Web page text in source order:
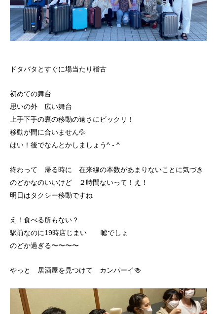
ドタバタとすぐに場当たり稽古
初めての舞台
思いの外 広い舞台
上手下手の裏の移動の遠さにビックリ！
移動が間に合いません💦
はい！後でなんとかしましょう^ - ^
終わって 帰る時に 在来線の本数があまりないことに気づき
のどかなのいいけど ２時間ないって！え！
明日はタクシー移動ですね
え！食べる所もない？
駅前なのに19時店じまい 嘘でしょ
のどか過ぎる〜〜〜〜
やっと 居酒屋を見つけて カンパーイ🍻